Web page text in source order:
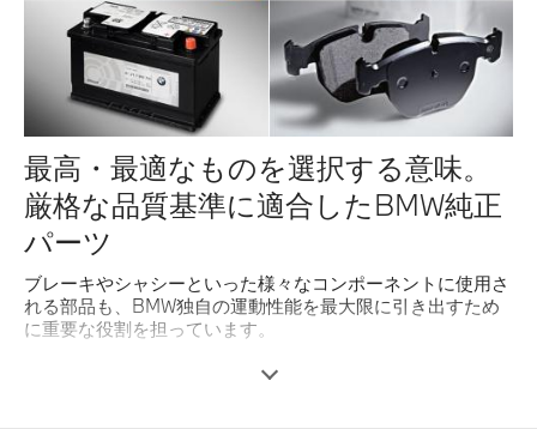
最高・最適なものを選択する意味。
厳格な品質基準に適合したBMW純正
パーツ
ブレーキやシャシーといった様々なコンポーネントに使用さ
れる部品も、BMW独自の運動性能を最大限に引き出すため
に重要な役割を担っています。
BMWは部品作りにも妥協せず、厳格なBMW品質基準に合格